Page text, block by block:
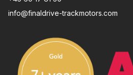
info@finaldrive-trackmotors.com